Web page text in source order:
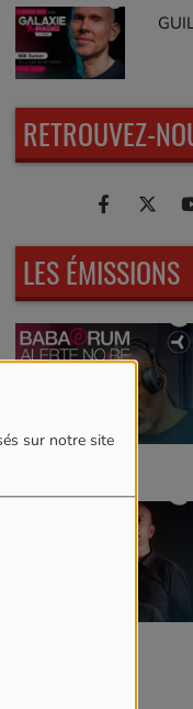
sur notre site
RETROUVEZ-
LES ÉMISSIONS